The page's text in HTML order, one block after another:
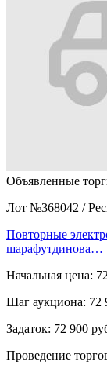
Объявленные
Лот №368042 /
Повторные
шарафутдинова…
Начальная цена:
Шаг аукциона: 72
Задаток: 72 900
Проведение